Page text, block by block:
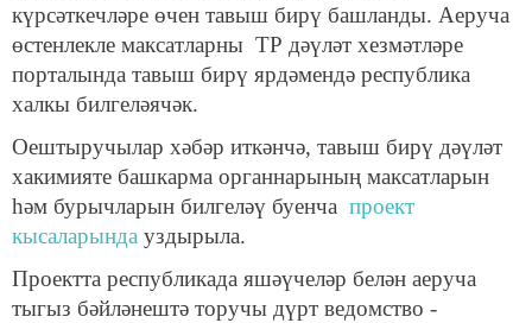
күрсәткечләре өчен тавыш бирү башланды. Аеруча
өстенлекле максатларны ТР дәүләт хезмәтләре
порталында тавыш бирү ярдәмендә республика
халкы билгеләячәк.
Оештыручылар хәбәр иткәнчә, тавыш бирү дәүләт
хакимияте башкарма органнарының максатларын
һәм бурычларын билгеләү буенча проект
кысаларында уздырыла.
Проектта республикада яшәүчеләр белән аеруча
тыгыз бәйләнештә торучы дүрт ведомство -